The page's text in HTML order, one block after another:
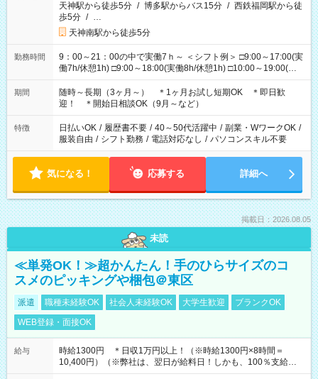
天神駅から徒歩5分 / 博多駅からバス15分 / 西鉄福岡駅から徒
歩5分 / …
天神南駅から徒歩5分
勤務時間
9：00～21：00の中で実働7ｈ～ ＜シフト例＞ □9:00～17:00(実
働7h/休憩1h) □9:00～18:00(実働8h/休憩1h) □10:00～19:00(実
働8h/休憩1h) □11:00～20:00(実働8h/休憩1h) □12:00～20:00(実
働7h/休憩1h) □12:00～21:00(実働7h/休憩1h) ＊固定OK ＊選べ
る時間帯！
期間
随時～長期（3ヶ月～） ＊1ヶ月お試し短期OK ＊即日歓
迎！ ＊開始日相談OK（9月～など）
特徴 日払いOK / 履歴書不要 / 40～50代活躍中 / 副業・WワークOK /
服装自由 / シフト勤務 / 電話対応なし / パソコンスキル不要
気になる！ 応募する 詳細へ
掲載日：2026.08.05
未読
≪単発OK！≫超かんたん！手のひらサイズのコ
スメのピッキングや梱包＠東区
派遣 職種未経験OK 社会人未経験OK 大学生歓迎
ブランクOK
WEB登録・面接OK
給与
時給1300円 ＊日収1万円以上！（※時給1300円×8時間＝
10,400円）（※弊社は、翌日が給料日！しかも、100％支給な
ので働いた分がすぐにもらえる！）